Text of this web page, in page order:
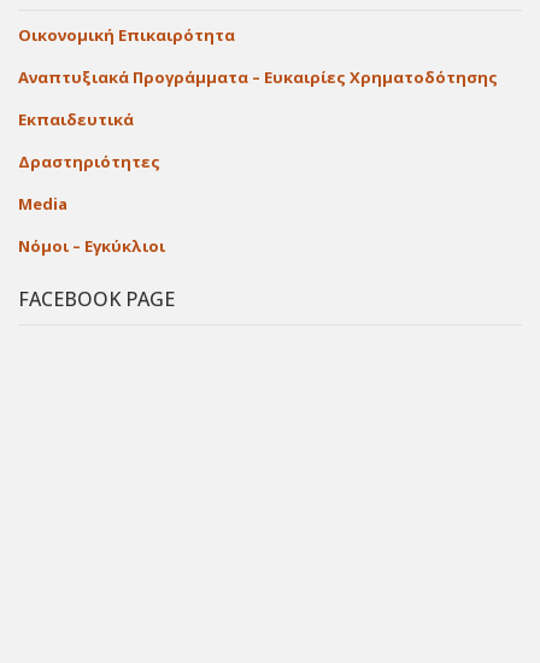
Οικονομική Επικαιρότητα
Αναπτυξιακά Προγράμματα – Ευκαιρίες Χρηματοδότησης
Εκπαιδευτικά
Δραστηριότητες
Media
Νόμοι – Εγκύκλιοι
FACEBOOK PAGE